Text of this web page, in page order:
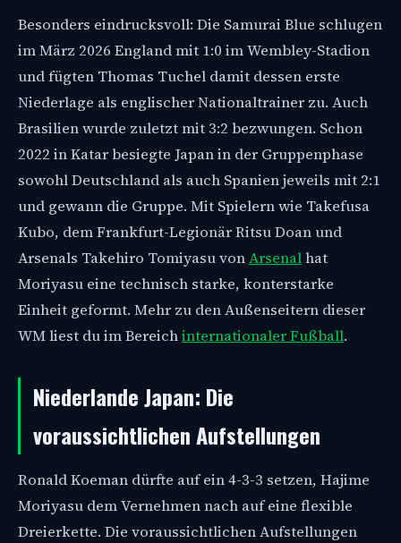
Besonders eindrucksvoll: Die Samurai Blue schlugen
im März 2026 England mit 1:0 im Wembley-Stadion
und fügten Thomas Tuchel damit dessen erste
Niederlage als englischer Nationaltrainer zu. Auch
Brasilien wurde zuletzt mit 3:2 bezwungen. Schon
2022 in Katar besiegte Japan in der Gruppenphase
sowohl Deutschland als auch Spanien jeweils mit 2:1
und gewann die Gruppe. Mit Spielern wie Takefusa
Kubo, dem Frankfurt-Legionär Ritsu Doan und
Arsenals Takehiro Tomiyasu vonArsenalhat
Moriyasu eine technisch starke, konterstarke
Einheit geformt. Mehr zu den Außenseitern dieser
WM liest du im Bereichinternationaler Fußball.
Niederlande Japan: Die
voraussichtlichen Aufstellungen
Ronald Koeman dürfte auf ein 4-3-3 setzen, Hajime
Moriyasu dem Vernehmen nach auf eine flexible
Dreierkette. Die voraussichtlichen Aufstellungen